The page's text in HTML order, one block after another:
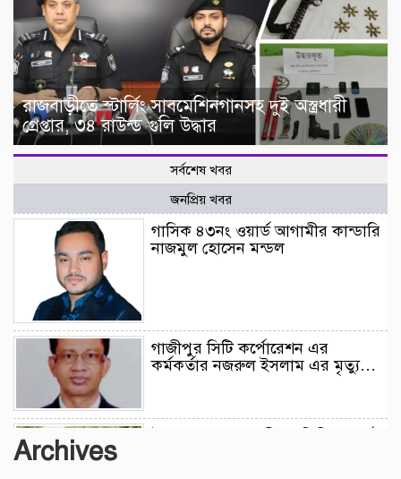
রাজবাড়ীতে স্টার্লিং সাবমেশিনগানসহ দুই অস্ত্রধারী
গ্রেপ্তার, ৩৪ রাউন্ড গুলি উদ্ধার
সর্বশেষ খবর
জনপ্রিয় খবর
গাসিক ৪৩নং ওয়ার্ড আগামীর কান্ডারি
নাজমুল হোসেন মন্ডল
গাজীপুর সিটি কর্পোরেশন এর
কর্মকর্তার নজরুল ইসলাম এর মৃত্যু…
Archives